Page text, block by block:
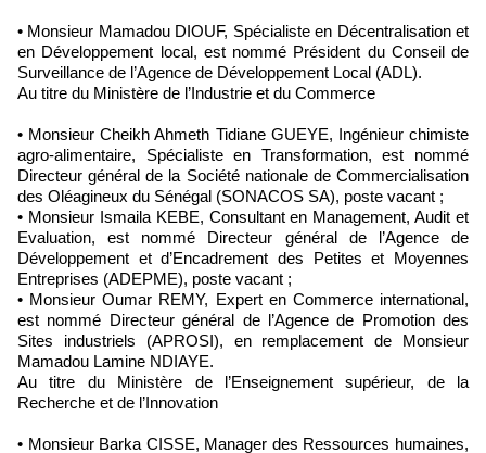
• Monsieur Mamadou DIOUF, Spécialiste en Décentralisation et
en Développement local, est nommé Président du Conseil de
Surveillance de l’Agence de Développement Local (ADL).
Au titre du Ministère de l’Industrie et du Commerce
• Monsieur Cheikh Ahmeth Tidiane GUEYE, Ingénieur chimiste
agro-alimentaire, Spécialiste en Transformation, est nommé
Directeur général de la Société nationale de Commercialisation
des Oléagineux du Sénégal (SONACOS SA), poste vacant ;
• Monsieur Ismaila KEBE, Consultant en Management, Audit et
Evaluation, est nommé Directeur général de l’Agence de
Développement et d’Encadrement des Petites et Moyennes
Entreprises (ADEPME), poste vacant ;
• Monsieur Oumar REMY, Expert en Commerce international,
est nommé Directeur général de l’Agence de Promotion des
Sites industriels (APROSI), en remplacement de Monsieur
Mamadou Lamine NDIAYE.
Au titre du Ministère de l’Enseignement supérieur, de la
Recherche et de l’Innovation
• Monsieur Barka CISSE, Manager des Ressources humaines,